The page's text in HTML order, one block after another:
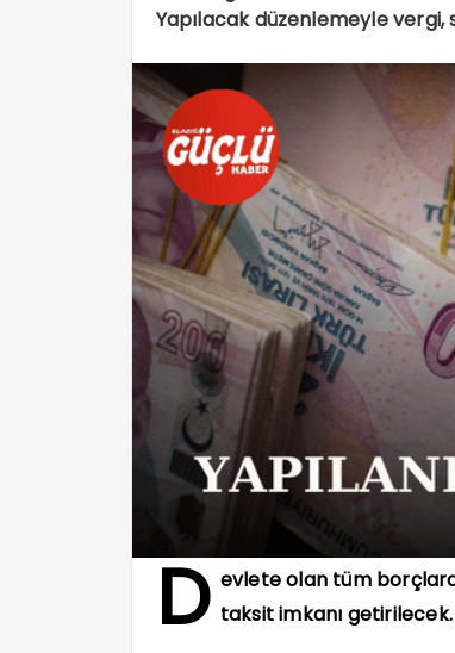
Yapılacak düzenlemeyle
D evlete olan tüm
taksit imkanı getirilecek.